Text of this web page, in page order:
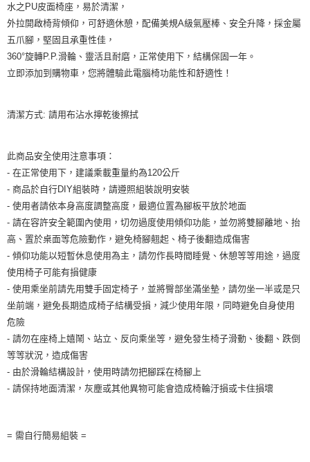
水之PU皮面椅座，易於清潔，
外拉開啟椅背傾仰，可舒適休憩，配備美規A級氣壓棒、安全升降，採金屬
五爪腳，堅固且承重性佳，
360°旋轉P.P.滑輪、靈活且耐磨，正常使用下，結構保固一年。
立即添加到購物車，您將體驗此電腦椅功能性和舒適性！
清潔方式: 請用布沾水擰乾後擦拭
此商品安全使用注意事項：
- 在正常使用下，建議乘載重量約為120公斤
- 商品於自行DIY組裝時，請遵照組裝說明安裝
- 使用者請依本身高度調整高度，最適位置為腳板平放於地面
- 請在容許安全範圍內使用，切勿過度使用傾仰功能，並勿將雙腳離地、抬
高、置於桌面等危險動作，避免椅腳翹起、椅子後翻造成傷害
- 傾仰功能以短暫休息使用為主，請勿作長時間睡覺、休憩等等用途，過度
使用椅子可能有損健康
- 使用乘坐前請先用雙手固定椅子，並將臀部坐滿坐墊，請勿坐一半或是只
坐前端，避免長期造成椅子結構受損，減少使用年限，同時避免自身使用
危險
- 請勿在座椅上嬉鬧、站立、反向乘坐等，避免發生椅子滑動、後翻、跌倒
等等狀況，造成傷害
- 由於滑輪結構設計，使用時請勿把腳踩在椅腳上
- 請保持地面清潔，灰塵或其他異物可能會造成椅輪汙損或卡住損壞
= 需自行簡易組裝 =